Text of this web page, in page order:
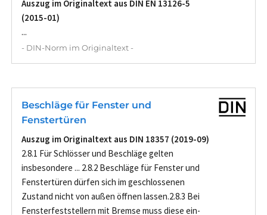
Auszug im Originaltext aus DIN EN 13126-5
(2015-01)
...
- DIN-Norm im Originaltext -
Beschläge für Fenster und
Fenstertüren
Auszug im Originaltext aus DIN 18357 (2019-09)
2.8.1 Für Schlösser und Beschläge gelten
insbesondere ... 2.8.2 Beschläge für Fenster und
Fenstertüren dürfen sich im geschlossenen
Zustand nicht von außen öffnen lassen.2.8.3 Bei
Fensterfeststellern mit Bremse muss diese ein-